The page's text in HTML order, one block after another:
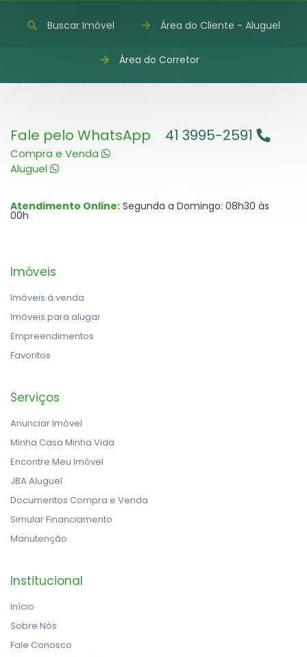
Buscar Imóvel Área do Cliente - Aluguel
Área do Corretor
Fale pelo WhatsApp
Compra e Venda
Aluguel
41 3995-2591
Atendimento Online: Segunda a Domingo: 08h30 às
00h
Imóveis
Imóveis à venda
Imóveis para alugar
Empreendimentos
Favoritos
Serviços
Anunciar Imóvel
Minha Casa Minha Vida
Encontre Meu Imóvel
JBA Aluguel
Documentos Compra e Venda
Simular Financiamento
Manutenção
Institucional
Início
Sobre Nós
Fale Conosco